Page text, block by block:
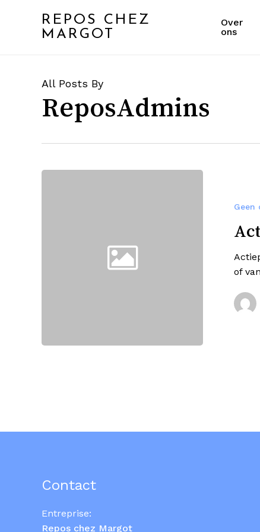
REPOS CHEZ
MARGOT
Over
ons
All Posts By
ReposAdmins
minuteGeen
of
Contact
Entreprise:
Repos chez Margot